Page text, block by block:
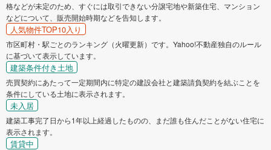
格などが未定のため、すぐには取引できない分譲宅地や新築住宅、マンション
などについて、販売開始時期などを告知します。
人気物件TOP10入り
市区町村・駅ごとのランキング（火曜更新）です。Yahoo!不動産独自のルール
に基づいて表示しています。
建築条件付き土地
売買契約にあたって一定期間内に特定の建設会社と建築請負契約を結ぶことを
条件にしている土地に表示されます。
未入居
建築工事完了日から1年以上経過したものの、まだ誰も住んだことがない住宅に
表示されます。
賃貸中